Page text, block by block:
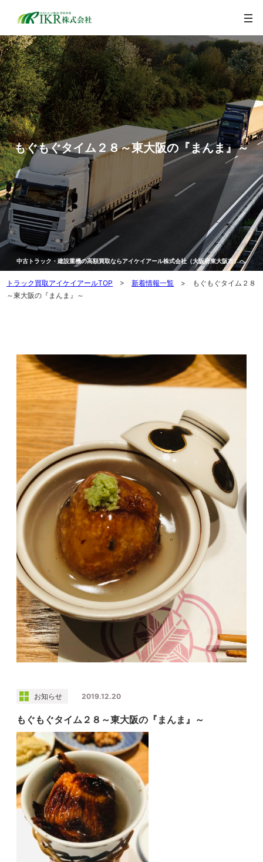
もぐもぐタイム２８～東大阪の『まんま』～
中古トラック・建設重機の高額買取ならアイケイアール株式会社（大阪府東大阪市）へ
トラック買取アイケイアールTOP >新着情報一覧 > もぐもぐタイム２８
～東大阪の『まんま』～
お知らせ 2019.12.20
もぐもぐタイム２８～東大阪の『まんま』～